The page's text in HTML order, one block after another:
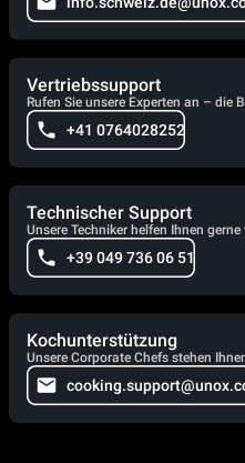
Vertriebssupport
Rufen Sie unsere Experten an – die
+41 0764028252
Technischer Support
Unsere Techniker helfen Ihnen gerne
+39 049 736 06 51
Kochunterstützung
Unsere Corporate Chefs stehen